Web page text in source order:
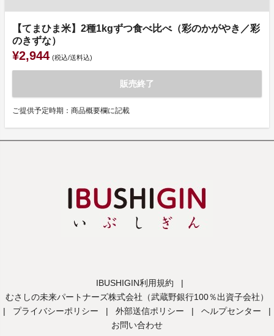
【てまひま米】2種1kgずつ食べ比べ（彩のかがやき／彩
のきずな）
¥2,944 (税込/送料込)
販売終了
ご提供予定時期：商品概要欄に記載
IBUSHIGIN利用規約
|
むさしの未来パートナーズ株式会社（武蔵野銀行100％出資子会社）
|
プライバシーポリシー | 外部送信ポリシー | ヘルプセンター
|
お問い合わせ